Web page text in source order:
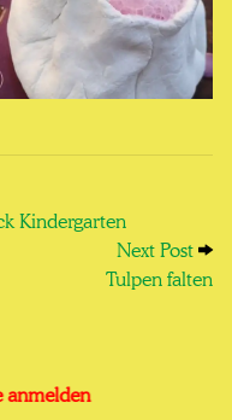
bunter Lern- und
Kindergarten
Next Post
Tulpen falten